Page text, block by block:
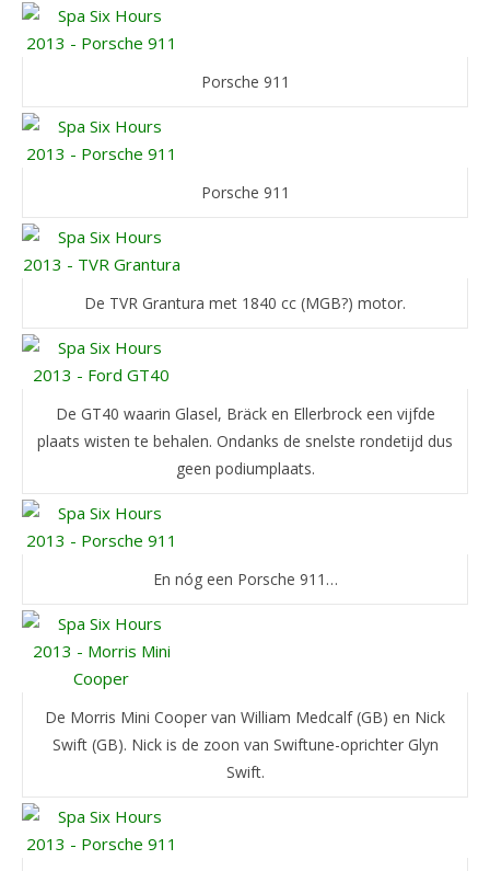
Porsche 911
Porsche 911
De TVR Grantura met 1840 cc (MGB?) motor.
De GT40 waarin Glasel, Bräck en Ellerbrock een vijfde
plaats wisten te behalen. Ondanks de snelste rondetijd dus
geen podiumplaats.
En nóg een Porsche 911…
De Morris Mini Cooper van William Medcalf (GB) en Nick
Swift (GB). Nick is de zoon van Swiftune-oprichter Glyn
Swift.